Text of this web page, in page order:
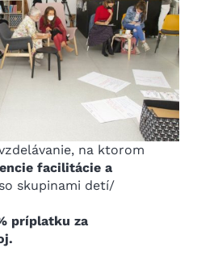
na ktorom
facilitácie a
skupinami detí/
príplatku za